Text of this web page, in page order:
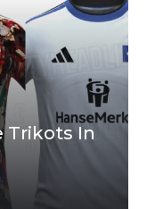
Trikots In